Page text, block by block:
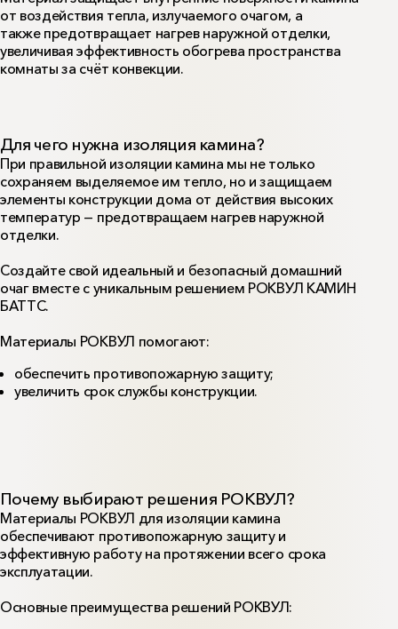
7
Корпус из гипсокартонных плит.
от воздействия тепла, излучаемого очагом, а
также предотвращает нагрев наружной отделки,
увеличивая эффективность обогрева пространства
комнаты за счёт конвекции.
Для чего нужна изоляция камина?
При правильной изоляции камина мы не только
сохраняем выделяемое им тепло, но и защищаем
элементы конструкции дома от действия высоких
температур — предотвращаем нагрев наружной
отделки.
Создайте свой идеальный и безопасный домашний
очаг вместе с уникальным решением РОКВУЛ КАМИН
БАТТС.
Материалы РОКВУЛ помогают:
обеспечить противопожарную защиту;
увеличить срок службы конструкции.
Почему выбирают решения РОКВУЛ?
Материалы РОКВУЛ для изоляции камина
обеспечивают противопожарную защиту и
эффективную работу на протяжении всего срока
эксплуатации.
Основные преимущества решений РОКВУЛ: